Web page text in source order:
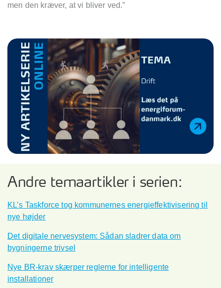
men den kræver, at vi bliver ved.”
Andre temaartikler i serien:
KL’s Taskforce tog kommunernes energieffektivisering til
nye højder
Det digitale nervesystem: Sådan sladrer data om
bygningerne trivsel
Nye BR-krav skærper reglerne for intelligente
installationer